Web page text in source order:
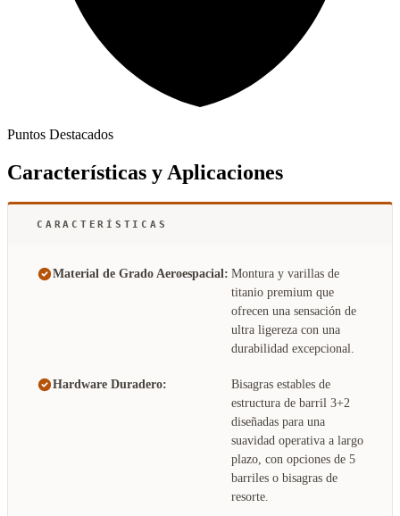
Puntos Destacados
Características y Aplicaciones
CARACTERÍSTICAS
Material de Grado Aeroespacial: Montura y varillas de
titanio premium que
ofrecen una sensación de
ultra ligereza con una
durabilidad excepcional.
Hardware Duradero:
Bisagras estables de
estructura de barril 3+2
diseñadas para una
suavidad operativa a largo
plazo, con opciones de 5
barriles o bisagras de
resorte.